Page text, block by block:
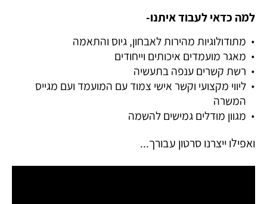
למה כדאי לעבוד איתנו-
מתודולוגיות מהירות לאבחון, גיוס והתאמה
מאגר מועמדים איכותים וייחודים
רשת קשרים ענפה בתעשיה
ליווי מקצועי וקשר אישי צמוד עם המועמד ועם מגייס
המשרה
מגוון מודלים גמישים להשמה
ואפילו ייצרנו סרטון עבורך...